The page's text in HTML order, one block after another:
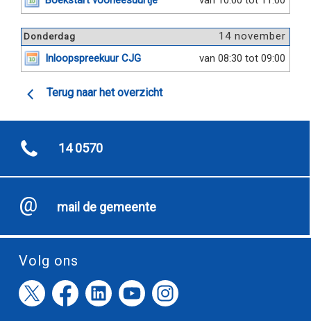
14 november
Donderdag
van 08:30 tot 09:00
Inloopspreekuur CJG
Terug naar het overzicht
14 0570
mail de gemeente
Volg ons